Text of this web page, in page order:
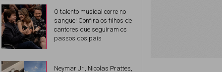
O talento musical corre no
sangue! Confira os filhos de
cantores que seguiram os
passos dos pais
Neymar Jr., Nicolas Prattes,